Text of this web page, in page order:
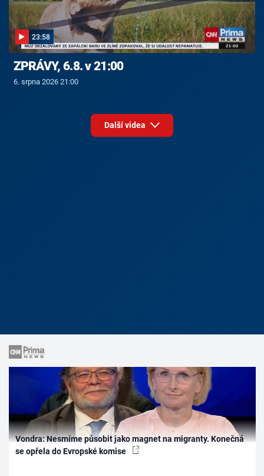
23:58
ZPRÁVY, 6.8. v 21:00
6. srpna 2026 21:00
Další videa
Vondra: Nesmíme působit jako magnet na migranty. Konečná
se opřela do Evropské komise